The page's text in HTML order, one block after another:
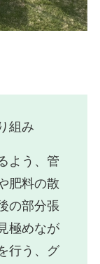
組み
よう、管
肥料の散
の部分張
極めなが
行う、グ